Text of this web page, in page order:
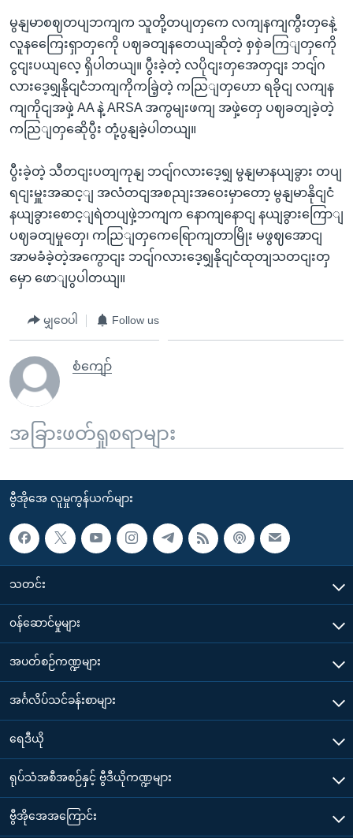
မွနျမာစဈတပျဘကျက သူတို့တပျတှကေ လကျနကျကွီးတှနေဲ့
လူနကြေေးရှာတှကေို ပဈခတျနတေယျဆိုတဲ့ စှစှဲခကြျတှကေို
ငွငျးပယျလေ့ ရှိပါတယျ။ ပွီးခဲ့တဲ့ လပိုငျးတှအေတှငျး ဘငျ်ဂ
လားဒေ့ရျှနိုငျငံဘကျကိုကခြဲ့တဲ့ ကညြျတှဟော ရခိုငျ လကျန
ကျကိုငျအဖှဲ့ AA နဲ့ ARSA အကွမျးဖကျ အဖှဲ့တှေ ပဈခတျခဲ့တဲ့
ကညြျတှဆေိုပွီး တုံ့ပွနျခဲ့ပါတယျ။
ပွီးခဲ့တဲ့ သီတငျးပတျကုနျ ဘငျ်ဂလားဒေ့ရျှ မွနျမာနယျခွား တပျ
ရငျးမှူးအဆင့ျ အလံတငျအစညျးအဝေးမှာတော့ မွနျမာနိုငျငံ
နယျခွားစောင့ျရဲတပျဖှဲ့ဘကျက နောကျနောငျ နယျခွားကြောျ
ပဈခတျမှုတှေ၊ ကညြျတှကေရြောကျတာမြိုး မဖွဈအောငျ
အာမခံခဲ့တဲ့အကွောငျး ဘငျ်ဂလားဒေ့ရျှနိုငျငံထုတျသတငျးတှ
မှော ဖောျပွပါတယျ။
မျှဝေပါ Follow us
စံကျော်
အခြားဖတ်ရှုစရာများ
ဗွီအိုအေ လူမှုကွန်ယက်များ
သတင်း
၀န်ဆောင်မှုများ
အပတ်စဉ်ကဏ္ဍများ
အင်္ဂလိပ်သင်ခန်းစာများ
ရေဒီယို
ရုပ်သံအစီအစဉ်နှင့် ဗွီဒီယိုကဏ္ဍများ
ဗွီအိုအေအကြောင်း